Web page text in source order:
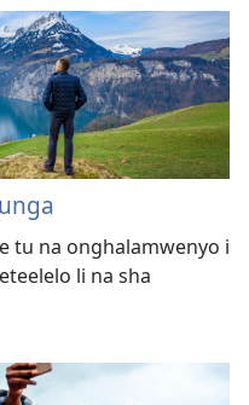
tu na onghalamwenyo i
li na sha